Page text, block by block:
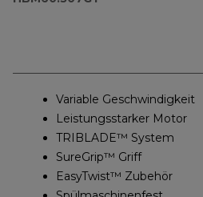
Variable Geschwindigkeit
Leistungsstarker Motor
TRIBLADE™ System
SureGrip™ Griff
EasyTwist™ Zubehör